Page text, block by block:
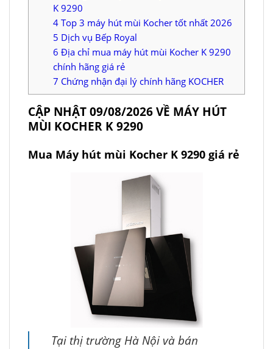
K 9290
4 Top 3 máy hút mùi Kocher tốt nhất 2026
5 Dịch vụ Bếp Royal
6 Địa chỉ mua máy hút mùi Kocher K 9290
chính hãng giá rẻ
7 Chứng nhận đại lý chính hãng KOCHER
CẬP NHẬT 09/08/2026 VỀ MÁY HÚT
MÙI KOCHER K 9290
Mua Máy hút mùi Kocher K 9290 giá rẻ
Tại thị trường Hà Nội và bán